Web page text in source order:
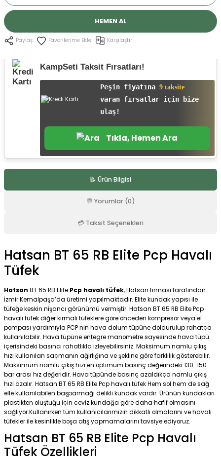
HEMEN AL
Paylaş Karşılaştır
KampSeti Taksit Fırsatları!
Peşin fiyatına 9 taksite
varan fırsatlar için bize
ulaş!
Tıkla, Hemen Ara
📝 Ürün Bilgisi
💬 Yorumlar (0)
💳 Taksit Seçenekleri
Hatsan BT 65 RB Elite Pcp Havalı
Tüfek
Hatsan BT 65 RB Elite Pcp havalı tüfek, Hatsan firması tarafından
İzmir Kemalpaşa’da üretimi yapılmaktadır. Elite kundak yapısı ile
tüfeğe keskin nişancı görünümü vermiştir. Hatsan BT 65 RB Elite Pcp
havalı tüfek diğer kırmalı tüfeklere göre önceden kompresör veya el
pompası yardımıyla PCP nin hava dolum tüpüne doldurulup rahatça
kullanılabilir. Hava tüpüne entegre manometre sayesinde hava tüpü
içerisindeki basıncı rahatlıkla izleyebilirsiniz. Maksimum namlu çıkış
hızı kullanılan saçmanın ağırlığına ve şekline göre farklılık gösterebilir.
Maksimum namlu çıkış hızı en optimum basınç değerindeki 130-150
bar arası hız değeridir. Hava tüpünde basınç azaldıkça namlu çıkış
hızı azalır. Hatsan BT 65 RB Elite Pcp havalı tüfek Hem sol hem de sağ
elle kullanılabilen başparmağı delikli kundak vardır. Ürünün kundakları
plastikten oluştuğu için ceviz kundağa göre daha hafif olmasını
sağlıyor.Kullanırken tüm kullanıcılarımızın dikkatli olmalarını ve havalı
tüfekler ile kesinlikle boşa atış yapmamalarını tavsiye ediyoruz.
Hatsan BT 65 RB Elite Pcp Havalı
Tüfek Özellikleri